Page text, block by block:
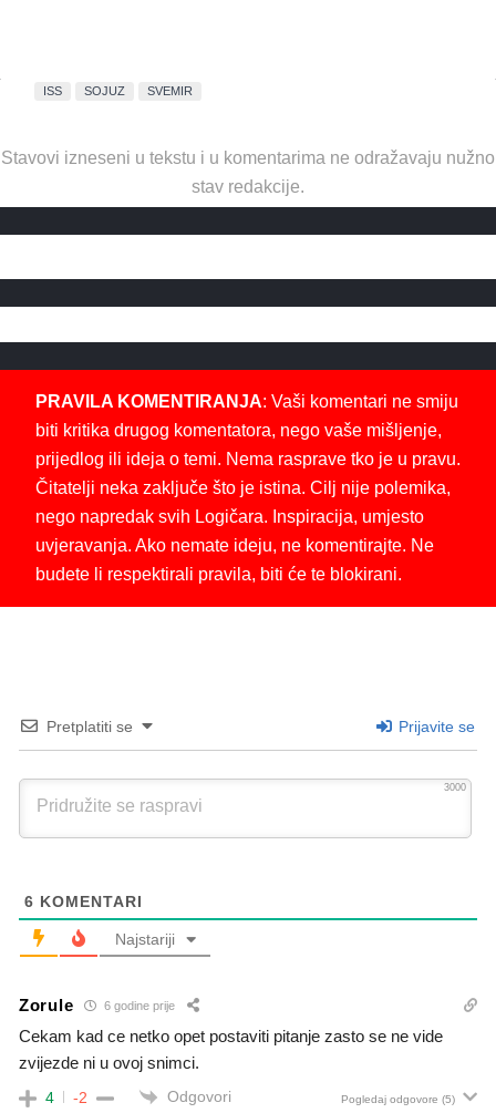
ISS SOJUZ SVEMIR
Stavovi izneseni u tekstu i u komentarima ne odražavaju nužno
stav redakcije.
PRAVILA KOMENTIRANJA: Vaši komentari ne smiju
biti kritika drugog komentatora, nego vaše mišljenje,
prijedlog ili ideja o temi. Nema rasprave tko je u pravu.
Čitatelji neka zaključe što je istina. Cilj nije polemika,
nego napredak svih Logičara. Inspiracija, umjesto
uvjeravanja. Ako nemate ideju, ne komentirajte. Ne
budete li respektirali pravila, biti će te blokirani.
Pretplatiti se Prijavite se
3000
6 KOMENTARI
Najstariji
Zorule 6 godine prije
Cekam kad ce netko opet postaviti pitanje zasto se ne vide
zvijezde ni u ovoj snimci.
4 -2 Odgovori Pogledaj odgovore (5)